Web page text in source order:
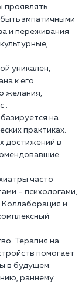
проявлять
эмпатичными
и переживания
уникален,
к его
желания,
.
на
практиках.
достижений в
часто
– психологами,
Коллаборация и
Терапия на
помогает
в будущем.
раннему